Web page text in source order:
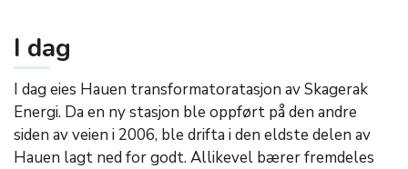
I dag
I dag eies Hauen transformatoratasjon av Skagerak
Energi. Da en ny stasjon ble oppført på den andre
siden av veien i 2006, ble drifta i den eldste delen av
Hauen lagt ned for godt. Allikevel bærer fremdeles